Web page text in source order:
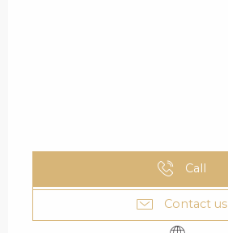
Call
Contact us